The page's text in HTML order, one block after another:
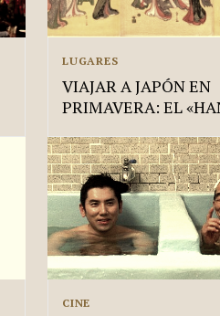
LUGARES
VIAJAR A JAPÓN EN
PRIMAVERA: EL
CINE